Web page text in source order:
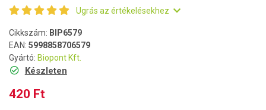
Ugrás az értékelésekhez
Cikkszám: BIP6579
EAN: 5998858706579
Gyártó: Biopont Kft.
Készleten
420 Ft